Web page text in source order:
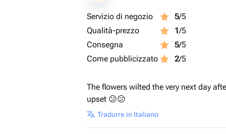
Servizio di negozio 5/5
Qualità-prezzo
1/5
Consegna
5/5
Come pubblicizzato
2/5
The flowers wilted the very next day
upset 😕😕
Tradurre in Italiano